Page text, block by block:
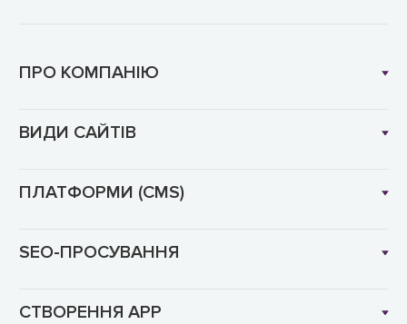
ПРО КОМПАНІЮ
ВИДИ САЙТІВ
ПЛАТФОРМИ (CMS)
SEO-ПРОСУВАННЯ
СТВОРЕННЯ APP